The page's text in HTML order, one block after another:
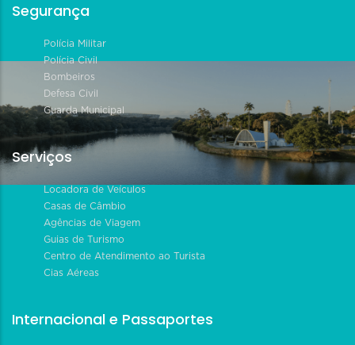
Segurança
Polícia Militar
Polícia Civil
Bombeiros
Defesa Civil
Guarda Municipal
Serviços
Locadora de Veículos
Casas de Câmbio
Agências de Viagem
Guias de Turismo
Centro de Atendimento ao Turista
Cias Aéreas
Internacional e Passaportes